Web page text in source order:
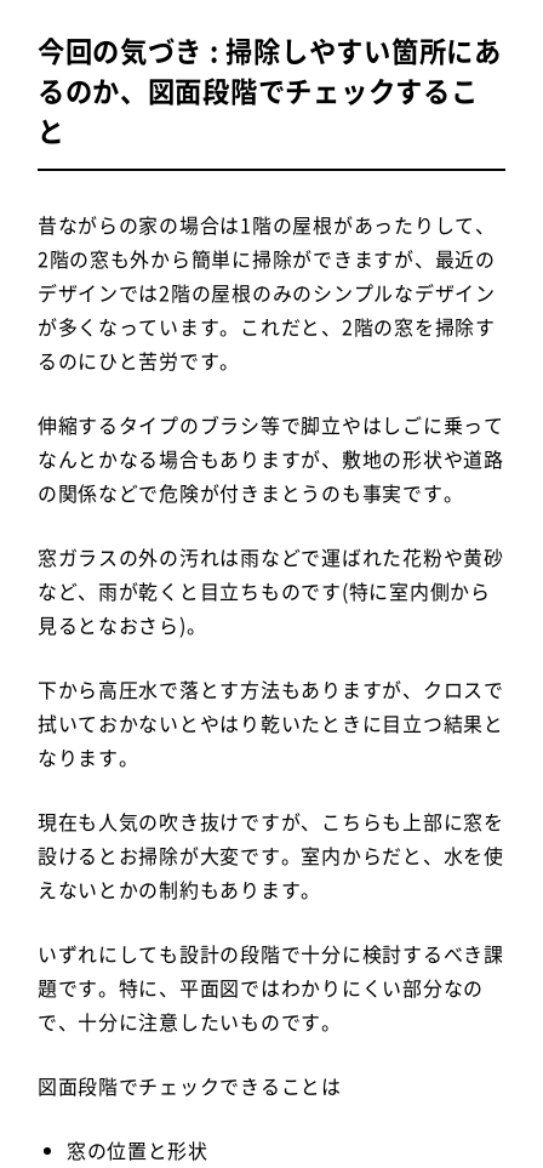
今回の気づき : 掃除しやすい箇所にあ
るのか、図面段階でチェックするこ
と
昔ながらの家の場合は1階の屋根があったりして、
2階の窓も外から簡単に掃除ができますが、最近の
デザインでは2階の屋根のみのシンプルなデザイン
が多くなっています。これだと、2階の窓を掃除す
るのにひと苦労です。
伸縮するタイプのブラシ等で脚立やはしごに乗って
なんとかなる場合もありますが、敷地の形状や道路
の関係などで危険が付きまとうのも事実です。
窓ガラスの外の汚れは雨などで運ばれた花粉や黄砂
など、雨が乾くと目立ちものです(特に室内側から
見るとなおさら)。
下から高圧水で落とす方法もありますが、クロスで
拭いておかないとやはり乾いたときに目立つ結果と
なります。
現在も人気の吹き抜けですが、こちらも上部に窓を
設けるとお掃除が大変です。室内からだと、水を使
えないとかの制約もあります。
いずれにしても設計の段階で十分に検討するべき課
題です。特に、平面図ではわかりにくい部分なの
で、十分に注意したいものです。
図面段階でチェックできることは
窓の位置と形状